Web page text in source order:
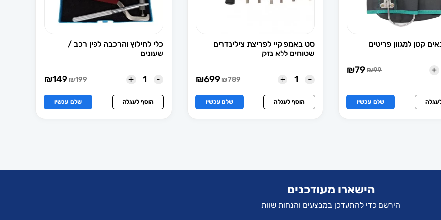
קטן למגוון פריטים
+
₪99
המחיר
היה:
₪99.
₪79המחיר
הוא:
₪79.
שלם עכשיו
סט באמפ קיי לפריצת צילינדרים
שטוחים ללא נזק
-
+
₪789
המחיר
המקורי
היה:
₪789.
₪699המחיר
הנוכחי
הוא:
₪699.
הוסף לעגלה שלם עכשיו
כלי לחילוץ והרכבה לפין רכב /
שעונים
-
+
₪199
המחיר
המקורי
היה:
₪199.
₪149המחיר
הנוכחי
הוא:
₪149.
הוסף לעגלה שלם עכשיו
הישארו מעודכנים
הירשם כדי להתעדכן במבצעים והנחות שוות